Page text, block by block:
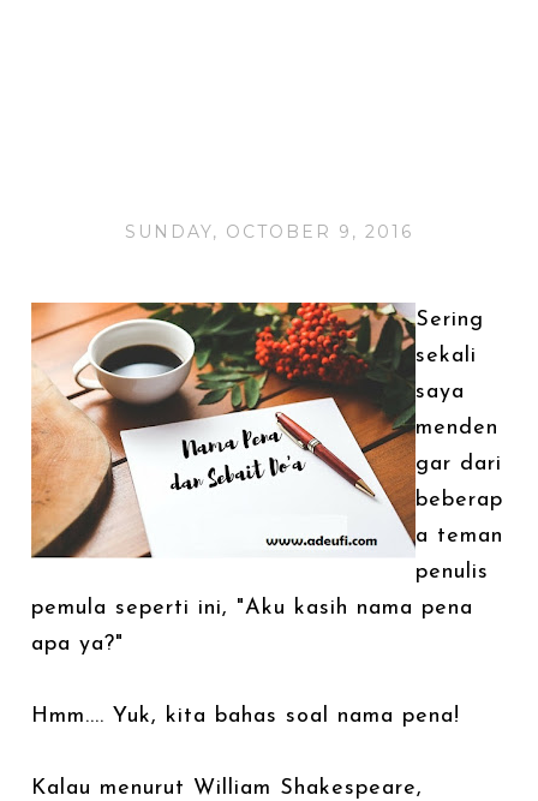
SUNDAY, OCTOBER 9, 2016
Sering
sekali
saya
menden
gar dari
beberap
a teman
penulis
pemula seperti ini, "Aku kasih nama pena
apa ya?"
Hmm.... Yuk, kita bahas soal nama pena!
Kalau menurut William Shakespeare,